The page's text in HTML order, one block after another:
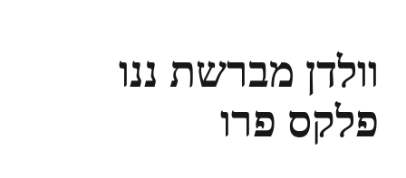
וולדן מברשת ננו
פלקס פרו